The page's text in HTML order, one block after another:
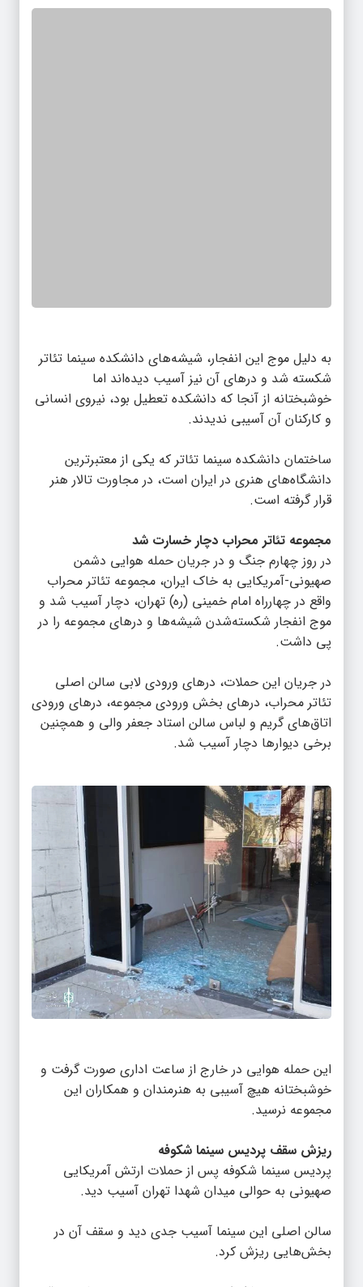
به دلیل موج این انفجار، شیشه‌های دانشکده‌ سینما تئاتر
شکسته شد و درهای آن نیز آسیب دیده‌اند اما
خوشبختانه از آنجا که دانشکده تعطیل بود، نیروی انسانی
و کارکنان آن آسیبی ندیدند.
ساختمان دانشکده سینما تئاتر که یکی از معتبرترین
دانشگاه‌های هنری در ایران است، در مجاورت تالار هنر
قرار گرفته است.
مجموعه تئاتر محراب دچار خسارت شد
در روز چهارم جنگ و در جریان حمله هوایی دشمن
صهیونی-آمریکایی به خاک ایران، مجموعه تئاتر محراب
واقع در چهارراه امام خمینی (ره) تهران، دچار آسیب شد و
موج انفجار شکسته‌شدن شیشه‌ها و درهای مجموعه را در
پی داشت.
در جریان این حملات، درهای ورودی لابی سالن اصلی
تئاتر محراب، درهای بخش ورودی مجموعه، درهای ورودی
اتاق‌های گریم و لباس سالن استاد جعفر والی و همچنین
برخی دیوارها دچار آسیب شد.
این حمله هوایی در خارج از ساعت اداری صورت گرفت و
خوشبختانه هیچ آسیبی به هنرمندان و همکاران این
مجموعه نرسید.
ریزش سقف پردیس سینما شکوفه
پردیس سینما شکوفه پس از حملات ارتش آمریکایی
صهیونی به حوالی میدان شهدا تهران آسیب دید.
سالن اصلی این سینما آسیب جدی دید و سقف آن در
بخش‌هایی ریزش کرد.